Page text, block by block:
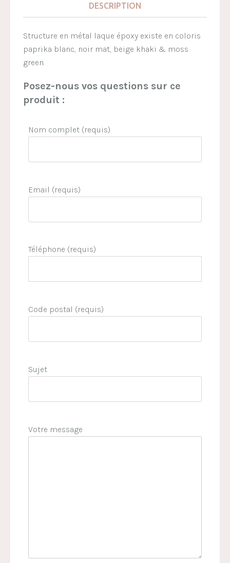
DESCRIPTION
Structure en métal laque époxy existe en coloris
paprika blanc, noir mat, beige khaki & moss
green.
Posez-nous vos questions sur ce
produit :
Nom complet (requis)
Email (requis)
Téléphone (requis)
Code postal (requis)
Sujet
Votre message